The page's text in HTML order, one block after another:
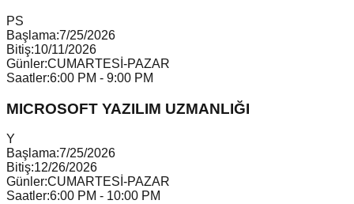
PS
Başlama:7/25/2026
Bitiş:10/11/2026
Günler:CUMARTESİ-PAZAR
Saatler:6:00 PM - 9:00 PM
MICROSOFT YAZILIM UZMANLIĞI
Y
Başlama:7/25/2026
Bitiş:12/26/2026
Günler:CUMARTESİ-PAZAR
Saatler:6:00 PM - 10:00 PM